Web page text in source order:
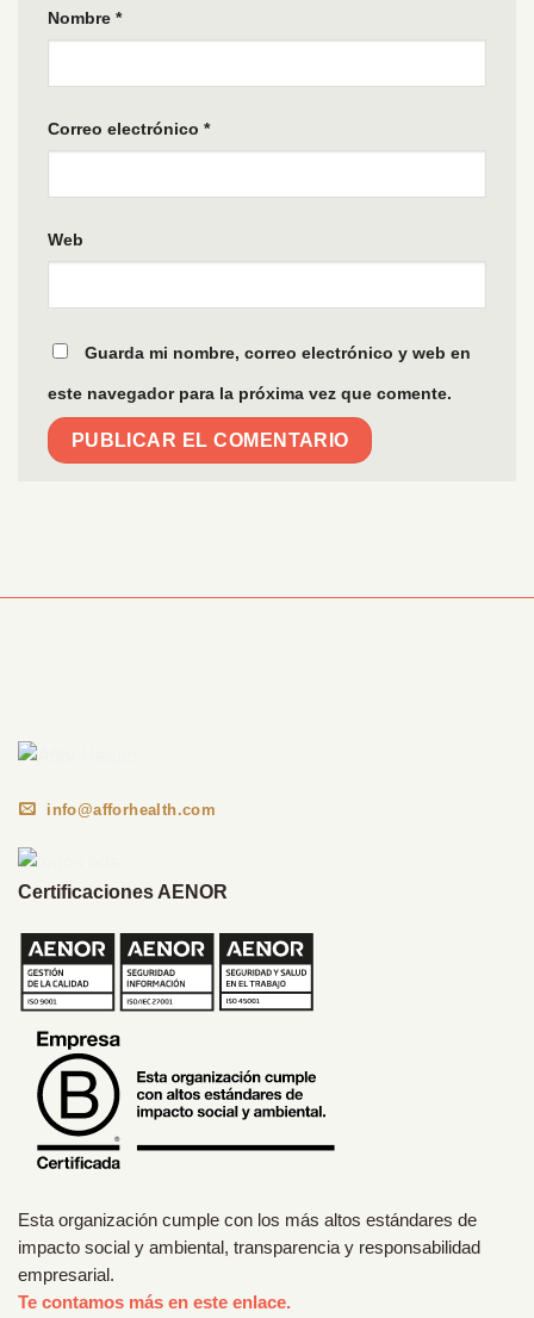
Nombre *
Correo electrónico *
Web
Guarda mi nombre, correo electrónico y web en
este navegador para la próxima vez que comente.
info@afforhealth.com
Certificaciones AENOR
Esta organización cumple con los más altos estándares de
impacto social y ambiental, transparencia y responsabilidad
empresarial.
Te contamos más en este enlace.